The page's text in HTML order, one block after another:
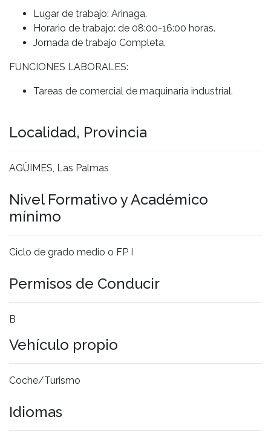
Lugar de trabajo: Arinaga.
Horario de trabajo: de 08:00-16:00 horas.
Jornada de trabajo Completa.
FUNCIONES LABORALES:
Tareas de comercial de maquinaria industrial.
Localidad, Provincia
AGÜIMES, Las Palmas
Nivel Formativo y Académico
mínimo
Ciclo de grado medio o FP I
Permisos de Conducir
B
Vehículo propio
Coche/Turismo
Idiomas